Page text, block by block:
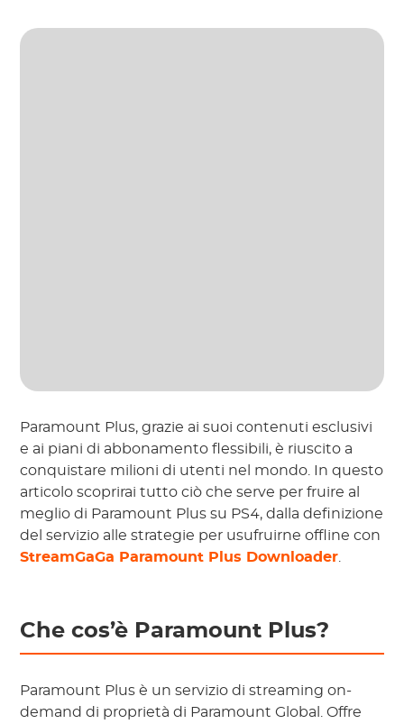
Paramount Plus, grazie ai suoi contenuti esclusivi
e ai piani di abbonamento flessibili, è riuscito a
conquistare milioni di utenti nel mondo. In questo
articolo scoprirai tutto ciò che serve per fruire al
meglio di Paramount Plus su PS4, dalla definizione
del servizio alle strategie per usufruirne offline con
StreamGaGa Paramount Plus Downloader.
Che cos’è Paramount Plus?
Paramount Plus è un servizio di streaming on-
demand di proprietà di Paramount Global. Offre